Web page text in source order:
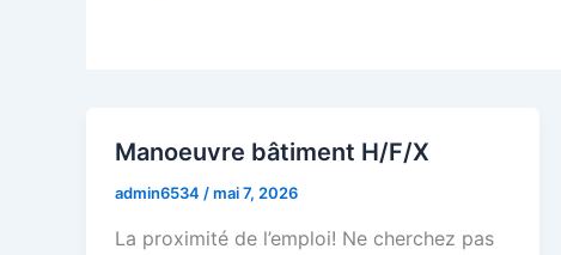
Manoeuvre bâtiment H/F/X
admin6534 /mai 7, 2026
La proximité de l’emploi! Ne cherchez pas